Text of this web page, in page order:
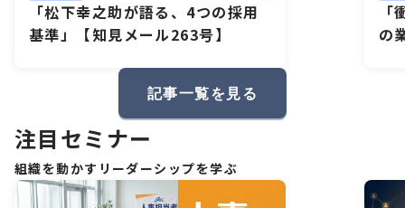
「松下幸之助が語る、4つの採用
基準」【知見メール263号】
の
記事一覧を見る
注目セミナー
組織を動かすリーダーシップを学ぶ